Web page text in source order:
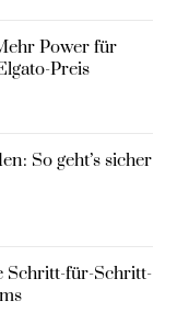
Power für
Preis
So geht’s sicher
Schritt-für-Schritt-